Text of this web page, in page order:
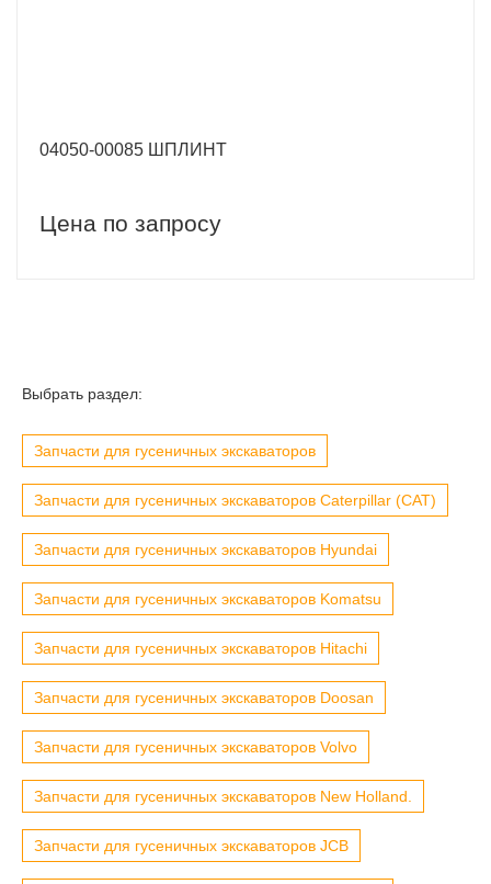
04050-00085 ШПЛИНТ
Цена по запросу
Выбрать раздел:
Запчасти для гусеничных экскаваторов
Запчасти для гусеничных экскаваторов Caterpillar (CAT)
Запчасти для гусеничных экскаваторов Hyundai
Запчасти для гусеничных экскаваторов Komatsu
Запчасти для гусеничных экскаваторов Hitachi
Запчасти для гусеничных экскаваторов Doosan
Запчасти для гусеничных экскаваторов Volvo
Запчасти для гусеничных экскаваторов New Holland.
Запчасти для гусеничных экскаваторов JCB